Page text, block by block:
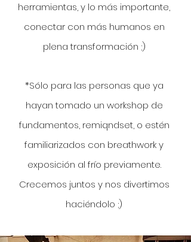
herramientas, y lo más importante,
conectar con más humanos en
plena transformación ;)
​*Sólo para las personas que ya
hayan tomado un workshop de
fundamentos, remiqndset, o estén
familiarizados con breathwork y
exposición al frío previamente.
Crecemos juntos y nos divertimos
haciéndolo ;)